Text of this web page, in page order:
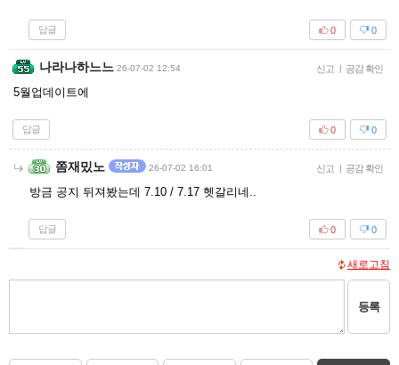
답글 0
0
나라나하느느 26-07-02 12:54 신고 | 공감 확인
5월업데이트에
답글 0
0
쫌재밌노 26-07-02 16:01 신고 | 공감 확인
방금 공지 뒤져봤는데 7.10 / 7.17 헷갈리네..
답글 0
0
새로고침
등록